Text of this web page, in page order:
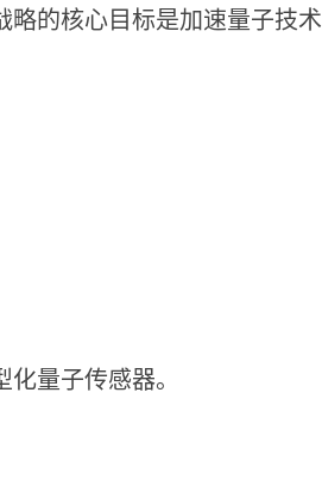
的核心目标是加速量子技
量子传感器。